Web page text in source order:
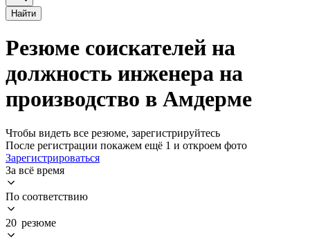
Найти
Резюме соискателей на
должность инженера на
производство в Амдерме
Чтобы видеть все резюме, зарегистрируйтесь
После регистрации покажем ещё 1 и откроем фото
Зарегистрироваться
За всё время
По соответствию
20 резюме